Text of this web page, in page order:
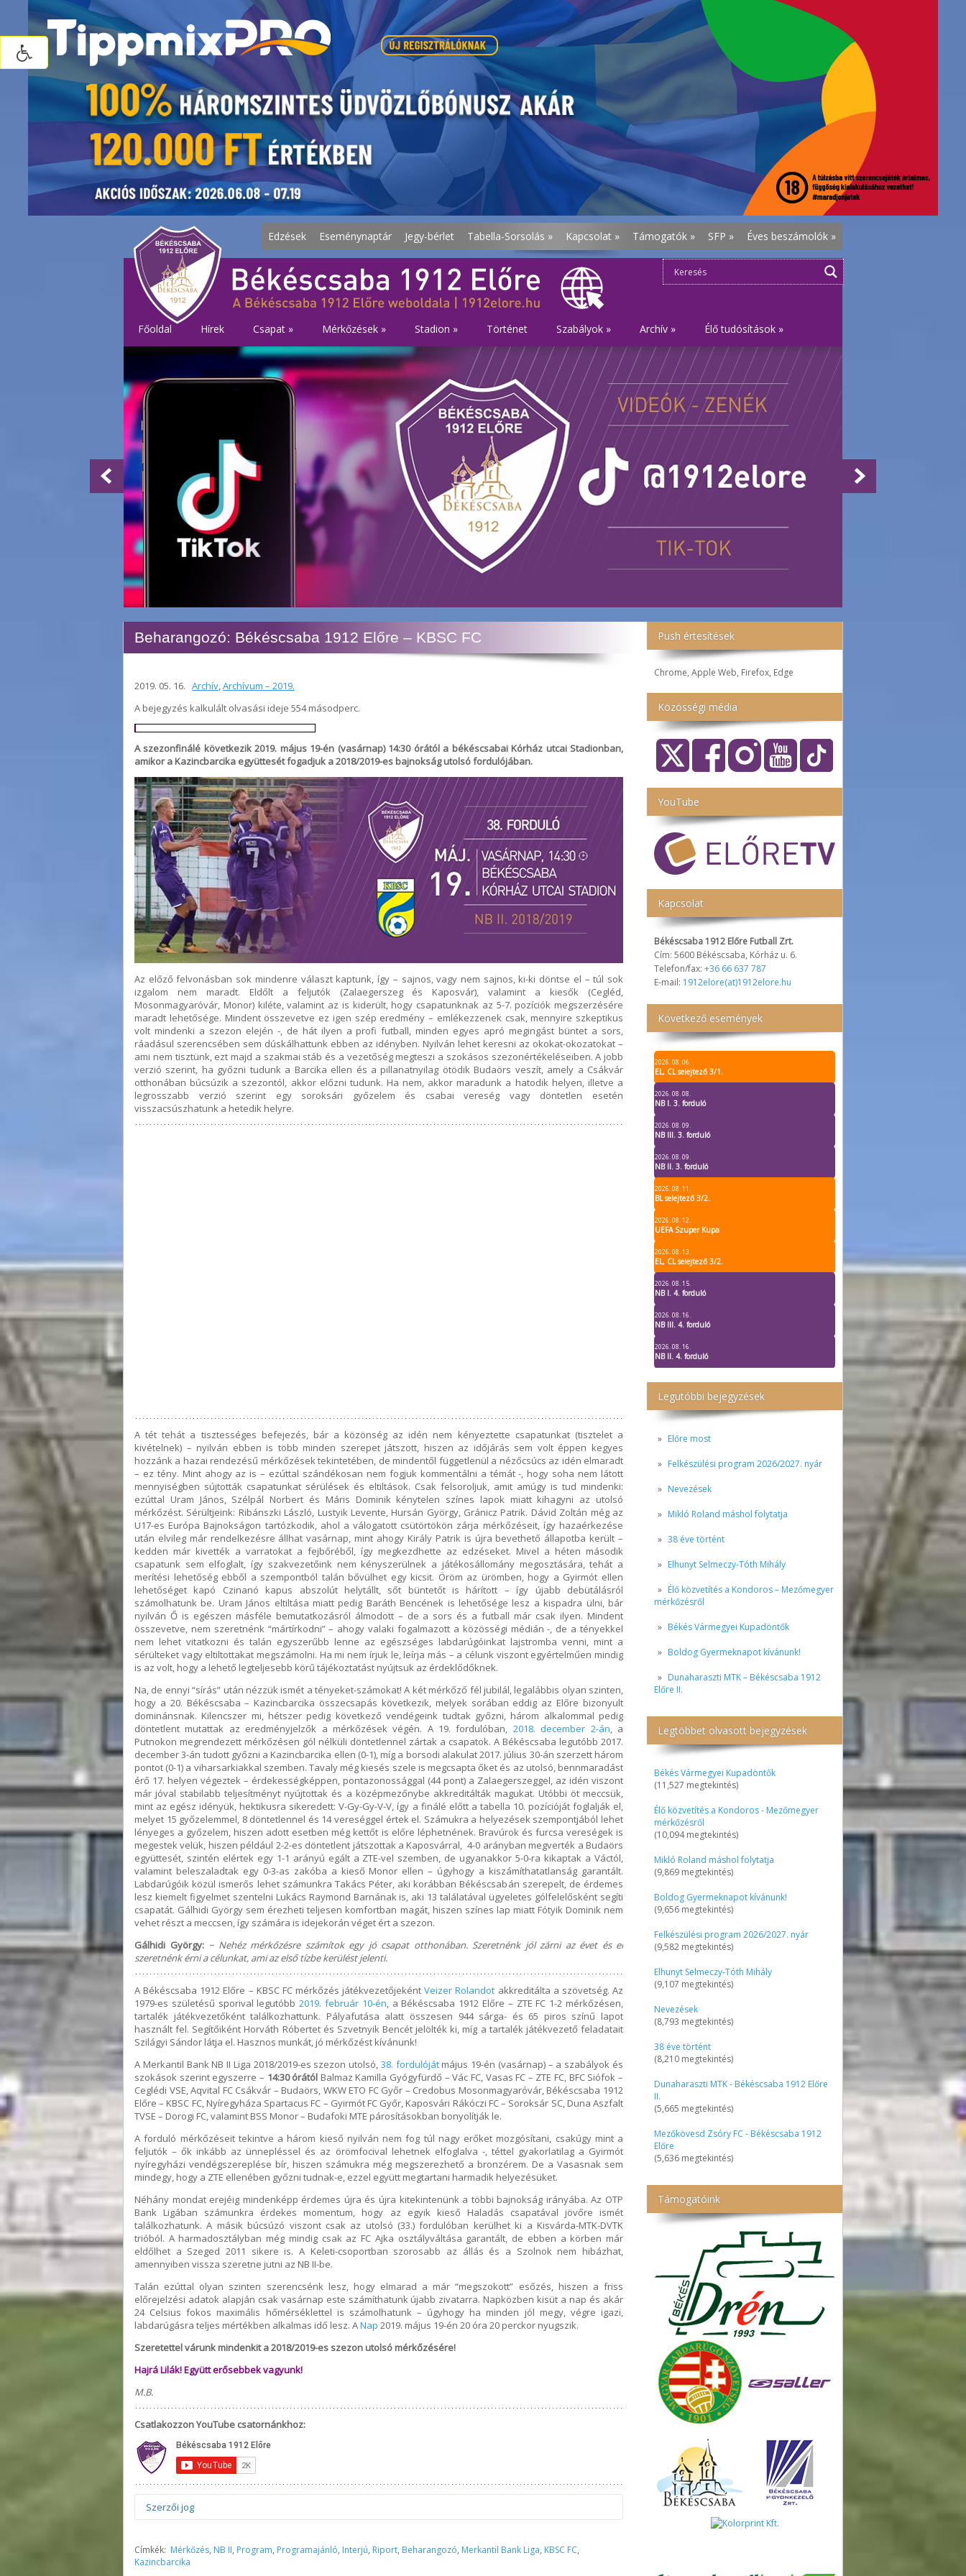
Edzések Eseménynaptár Jegy-bérlet Tabella-Sorsolás » Kapcsolat » Támogatók » SFP » Éves beszámolók »
Főoldal Hírek Csapat » Mérkőzések » Stadion » Történet Szabályok » Archív » Élő tudósítások »
Push értesítések
Chrome, Apple Web, Firefox, Edge
Közösségi média
YouTube
Kapcsolat
Békéscsaba 1912 Előre Futball Zrt.
Cím: 5600 Békéscsaba, Kórház u. 6.
Telefon/fax: +36 66 637 787
E-mail: 1912elore(at)1912elore.hu
Következő események
2026. 08. 06.
EL, CL selejtező 3/1.
2026. 08. 08.
NB I. 3. forduló
2026. 08. 09.
NB III. 3. forduló
2026. 08. 09.
NB II. 3. forduló
2026. 08. 11.
BL selejtező 3/2.
2026. 08. 12.
UEFA Szuper Kupa
2026. 08. 13.
EL, CL selejtező 3/2.
2026. 08. 15.
NB I. 4. forduló
2026. 08. 16.
NB III. 4. forduló
2026. 08. 16.
NB II. 4. forduló
Legutóbbi bejegyzések
Előre most
Felkészülési program 2026/2027. nyár
Nevezések
Mikló Roland máshol folytatja
38 éve történt
Elhunyt Selmeczy-Tóth Mihály
Élő közvetítés a Kondoros – Mezőmegyer
mérkőzésről
Békés Vármegyei Kupadöntők
Boldog Gyermeknapot kívánunk!
Dunaharaszti MTK – Békéscsaba 1912
Előre II.
Legtöbbet olvasott bejegyzések
Békés Vármegyei Kupadöntők
(11,527 megtekintés)
Élő közvetítés a Kondoros - Mezőmegyer
mérkőzésről
(10,094 megtekintés)
Mikló Roland máshol folytatja
(9,869 megtekintés)
Boldog Gyermeknapot kívánunk!
(9,656 megtekintés)
Felkészülési program 2026/2027. nyár
(9,582 megtekintés)
Elhunyt Selmeczy-Tóth Mihály
(9,107 megtekintés)
Nevezések
(8,793 megtekintés)
38 éve történt
(8,210 megtekintés)
Dunaharaszti MTK - Békéscsaba 1912 Előre
II.
(5,665 megtekintés)
Mezőkövesd Zsóry FC - Békéscsaba 1912
Előre
(5,636 megtekintés)
Támogatóink
Beharangozó: Békéscsaba 1912 Előre – KBSC FC
2019. 05. 16. Archív,Archívum – 2019.
A bejegyzés kalkulált olvasási ideje 554 másodperc.
A szezonfinálé következik 2019. május 19-én (vasárnap) 14:30 órától a békéscsabai Kórház utcai Stadionban,
amikor a Kazincbarcika együttesét fogadjuk a 2018/2019-es bajnokság utolsó fordulójában.
Az előző felvonásban sok mindenre választ kaptunk, így – sajnos, vagy nem sajnos, ki-ki döntse el – túl sok
izgalom nem maradt. Eldőlt a feljutók (Zalaegerszeg és Kaposvár), valamint a kiesők (Cegléd,
Mosonmagyaróvár, Monor) kiléte, valamint az is kiderült, hogy csapatunknak az 5-7. pozíciók megszerzésére
maradt lehetősége. Mindent összevetve ez igen szép eredmény – emlékezzenek csak, mennyire szkeptikus
volt mindenki a szezon elején -, de hát ilyen a profi futball, minden egyes apró megingást büntet a sors,
ráadásul szerencsében sem dúskálhattunk ebben az idényben. Nyilván lehet keresni az okokat-okozatokat –
ami nem tisztünk, ezt majd a szakmai stáb és a vezetőség megteszi a szokásos szezonértékeléseiben. A jobb
verzió szerint, ha győzni tudunk a Barcika ellen és a pillanatnyilag ötödik Budaörs veszít, amely a Csákvár
otthonában búcsúzik a szezontól, akkor előzni tudunk. Ha nem, akkor maradunk a hatodik helyen, illetve a
legrosszabb verzió szerint egy soroksári győzelem és csabai vereség vagy döntetlen esetén
visszacsúszhatunk a hetedik helyre.
A tét tehát a tisztességes befejezés, bár a közönség az idén nem kényeztette csapatunkat (tisztelet a
kivételnek) – nyilván ebben is több minden szerepet játszott, hiszen az időjárás sem volt éppen kegyes
hozzánk a hazai rendezésű mérkőzések tekintetében, de mindentől függetlenül a nézőcsúcs az idén elmaradt
– ez tény. Mint ahogy az is – ezúttal szándékosan nem fogjuk kommentálni a témát -, hogy soha nem látott
mennyiségben sújtották csapatunkat sérülések és eltiltások. Csak felsoroljuk, amit amúgy is tud mindenki:
ezúttal Uram János, Szélpál Norbert és Máris Dominik kénytelen színes lapok miatt kihagyni az utolsó
mérkőzést. Sérültjeink: Ribánszki László, Lustyik Levente, Hursán György, Gránicz Patrik. Dávid Zoltán még az
U17-es Európa Bajnokságon tartózkodik, ahol a válogatott csütörtökön zárja mérkőzéseit, így hazaérkezése
után elvileg már rendelkezésre állhat vasárnap, mint ahogy Király Patrik is újra bevethető állapotba került –
kedden már kivették a varratokat a fejbőréből, így megkezdhette az edzéseket. Mivel a héten második
csapatunk sem elfoglalt, így szakvezetőink nem kényszerülnek a játékosállomány megosztására, tehát a
merítési lehetőség ebből a szempontból talán bővülhet egy kicsit. Öröm az ürömben, hogy a Gyirmót ellen
lehetőséget kapó Czinanó kapus abszolút helytállt, sőt büntetőt is hárított – így újabb debütálásról
számolhatunk be. Uram János eltiltása miatt pedig Baráth Bencének is lehetősége lesz a kispadra ülni, bár
nyilván Ő is egészen másféle bemutatkozásról álmodott – de a sors és a futball már csak ilyen. Mindent
összevetve, nem szeretnénk “mártírkodni” – ahogy valaki fogalmazott a közösségi médián -, de a tényekkel
nem lehet vitatkozni és talán egyszerűbb lenne az egészséges labdarúgóinkat lajstromba venni, mint a
sérülteket vagy eltiltottakat megszámolni. Ha mi nem írjuk le, leírja más – a célunk viszont egyértelműen mindig
is az volt, hogy a lehető legteljesebb körű tájékoztatást nyújtsuk az érdeklődőknek.
Na, de ennyi “sírás” után nézzük ismét a tényeket-számokat! A két mérkőző fél jubilál, legalábbis olyan szinten,
hogy a 20. Békéscsaba – Kazincbarcika összecsapás következik, melyek sorában eddig az Előre bizonyult
dominánsnak. Kilencszer mi, hétszer pedig következő vendégeink tudtak győzni, három alkalommal pedig
döntetlent mutattak az eredményjelzők a mérkőzések végén. A 19. fordulóban, 2018. december 2-án, a
Putnokon megrendezett mérkőzésen gól nélküli döntetlennel zártak a csapatok. A Békéscsaba legutóbb 2017.
december 3-án tudott győzni a Kazincbarcika ellen (0-1), míg a borsodi alakulat 2017. július 30-án szerzett három
pontot (0-1) a viharsarkiakkal szemben. Tavaly még kiesés szele is megcsapta őket és az utolsó, bennmaradást
érő 17. helyen végeztek – érdekességképpen, pontazonossággal (44 pont) a Zalaegerszeggel, az idén viszont
már jóval stabilabb teljesítményt nyújtottak és a középmezőnybe akkreditálták magukat. Utóbbi öt meccsük,
mint az egész idényük, hektikusra sikeredett: V-Gy-Gy-V-V, így a finálé előtt a tabella 10. pozícióját foglalják el,
melyet 15 győzelemmel, 8 döntetlennel és 14 vereséggel értek el. Számukra a helyezések szempontjából lehet
lényeges a győzelem, hiszen adott esetben még kettőt is előre léphetnének. Bravúrok és furcsa vereségek is
megestek velük, hiszen például 2-2-es döntetlent játszottak a Kaposvárral, 4-0 arányban megverték a Budaörs
együttesét, szintén elértek egy 1-1 arányú egált a ZTE-vel szemben, de ugyanakkor 5-0-ra kikaptak a Váctól,
valamint beleszaladtak egy 0-3-as zakóba a kieső Monor ellen – úgyhogy a kiszámíthatatlanság garantált.
Labdarúgóik közül ismerős lehet számunkra Takács Péter, aki korábban Békéscsabán szerepelt, de érdemes
lesz kiemelt figyelmet szentelni Lukács Raymond Barnának is, aki 13 találatával ügyeletes gólfelelősként segíti
csapatát. Gálhidi György sem érezheti teljesen komfortban magát, hiszen színes lap miatt Fótyik Dominik nem
vehet részt a meccsen, így számára is idejekorán véget ért a szezon.
Gálhidi György: − Nehéz mérkőzésre számítok egy jó csapat otthonában. Szeretnénk jól zárni az évet és el
szeretnénk érni a célunkat, ami az első tízbe kerülést jelenti.
A Békéscsaba 1912 Előre – KBSC FC mérkőzés játékvezetőjekéntVeizer Rolandot akkreditálta a szövetség. Az
1979-es születésű sporival legutóbb2019. február 10-én, a Békéscsaba 1912 Előre – ZTE FC 1-2 mérkőzésen,
tartalék játékvezetőként találkozhattunk. Pályafutása alatt összesen 944 sárga- és 65 piros színű lapot
használt fel. Segítőiként Horváth Róbertet és Szvetnyik Bencét jelölték ki, míg a tartalék játékvezető feladatait
Szilágyi Sándor látja el. Hasznos munkát, jó mérkőzést kívánunk!
A Merkantil Bank NB II Liga 2018/2019-es szezon utolsó, 38. fordulójátmájus 19-én (vasárnap) – a szabályok és
szokások szerint egyszerre – 14:30 órától Balmaz Kamilla Gyógyfürdő – Vác FC, Vasas FC – ZTE FC, BFC Siófok –
Ceglédi VSE, Aqvital FC Csákvár – Budaörs, WKW ETO FC Győr – Credobus Mosonmagyaróvár, Békéscsaba 1912
Előre – KBSC FC, Nyíregyháza Spartacus FC – Gyirmót FC Győr, Kaposvári Rákóczi FC – Soroksár SC, Duna Aszfalt
TVSE – Dorogi FC, valamint BSS Monor – Budafoki MTE párosításokban bonyolítják le.
A forduló mérkőzéseit tekintve a három kieső nyilván nem fog túl nagy erőket mozgósítani, csakúgy mint a
feljutók – ők inkább az ünnepléssel és az örömfocival lehetnek elfoglalva -, téttel gyakorlatilag a Gyirmót
nyíregyházi vendégszereplése bír, hiszen számukra még megszerezhető a bronzérem. De a Vasasnak sem
mindegy, hogy a ZTE ellenében győzni tudnak-e, ezzel együtt megtartani harmadik helyezésüket.
Néhány mondat erejéig mindenképp érdemes újra és újra kitekintenünk a többi bajnokság irányába. Az OTP
Bank Ligában számunkra érdekes momentum, hogy az egyik kieső Haladás csapatával jövőre ismét
találkozhatunk. A másik búcsúzó viszont csak az utolsó (33.) fordulóban kerülhet ki a Kisvárda-MTK-DVTK
trióból. A harmadosztályban még mindig csak az FC Ajka osztályváltása garantált, de ebben a körben már
eldőlhet a Szeged 2011 sikere is. A Keleti-csoportban szorosabb az állás és a Szolnok nem hibázhat,
amennyiben vissza szeretne jutni az NB II-be.
Talán ezúttal olyan szinten szerencsénk lesz, hogy elmarad a már “megszokott” esőzés, hiszen a friss
előrejelzési adatok alapján csak vasárnap este számíthatunk újabb zivatarra. Napközben kisüt a nap és akár
24 Celsius fokos maximális hőmérséklettel is számolhatunk – úgyhogy ha minden jól megy, végre igazi,
labdarúgásra teljes mértékben alkalmas idő lesz. ANap 2019. május 19-én 20 óra 20 perckor nyugszik.
Szeretettel várunk mindenkit a 2018/2019-es szezon utolsó mérkőzésére!
Hajrá Lilák! Együtt erősebbek vagyunk!
M.B.
Csatlakozzon YouTube csatornánkhoz:
Szerzői jog
megjelenő hírek, interjúk, ötletek, megoldások és fotók a Békéscsaba 1912 Előre Futball Zrt. tulajdonát
képezik. Tilos a tulajdonos előzetes engedélye nélkül a tartalom egészét vagy egyes részeit bármely
Címkék: Mérkőzés, NB II, Program, Programajánló, Interjú, Riport, Beharangozó, Merkantil Bank Liga, KBSC FC,
Kazincbarcika